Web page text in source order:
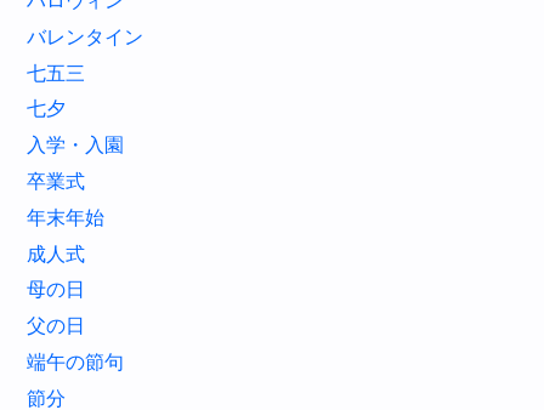
バレンタイン
七五三
七夕
入学・入園
卒業式
年末年始
成人式
母の日
父の日
端午の節句
節分